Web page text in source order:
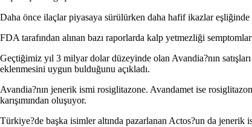
Daha önce ilaçlar piyasaya sürülürken daha hafif ikazlar
FDA tarafından alınan bazı raporlarda kalp yetmezliği
Geçtiğimiz yıl 3 milyar dolar düzeyinde olan Avandia?nın
eklenmesini uygun bulduğunu açıkladı.
Avandia?nın jenerik ismi rosiglitazone. Avandamet ise
karışımından oluşuyor.
Türkiye?de başka isimler altında pazarlanan Actos?un da